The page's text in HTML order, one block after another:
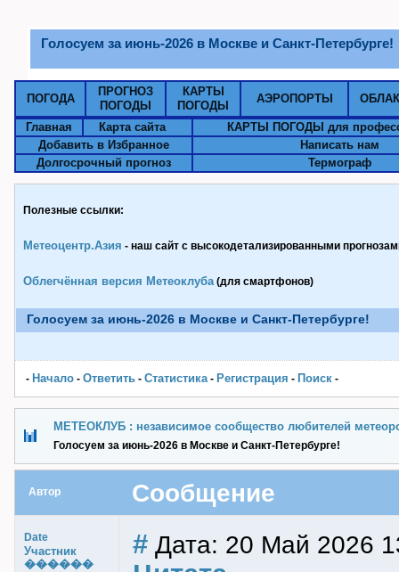
Голосуем за июнь-2026 в Москве и Санкт-Петербурге!
ПОГОДА
ПРОГНОЗ
ПОГОДЫ
КАРТЫ
ПОГОДЫ
АЭРОПОРТЫ
Главная Карта сайта
КАРТЫ ПОГОДЫ для
Добавить в Избранное
Написать нам
Долгосрочный прогноз
Термограф
Полезные ссылки:
Метеоцентр.Азия - наш сайт с высокодетализированными
Облегчённая версия Метеоклуба(для смартфонов)
Голосуем за июнь-2026 в Москве и Санкт-Петербурге!
- Начало - Ответить - Статистика- Pегистрация - Поиск -
МЕТЕОКЛУБ : независимое сообщество любителей
Голосуем за июнь-2026 в Москве и Санкт-Петербурге!
Автор Сообщение
Date
Участник
������
# Дата: 20 Май 2026